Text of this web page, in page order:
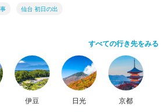
仙台 初日の出
すべての行き先をみる
伊豆 日光 京都